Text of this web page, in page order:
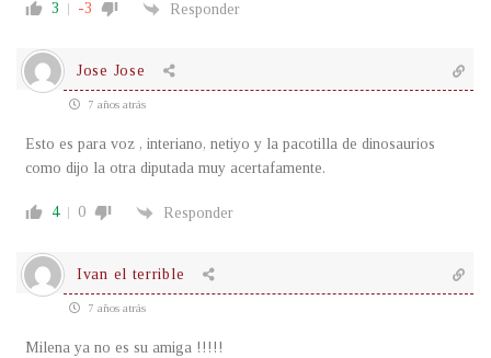
3 -3 Responder
Jose Jose
7 años atrás
Esto es para voz , interiano, netiyo y la pacotilla de dinosaurios
como dijo la otra diputada muy acertafamente.
4 0 Responder
Ivan el terrible
7 años atrás
Milena ya no es su amiga !!!!!